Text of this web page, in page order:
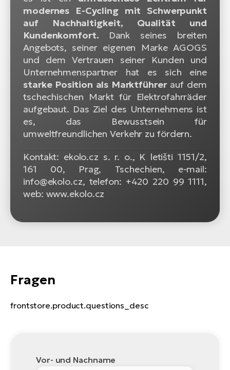
modernes E-Cycling mit Schwerpunkt
auf Nachhaltigkeit, Qualität und
Kundenkomfort.
Dank seines breiten
Angebots, seiner eigenen Marke AGOGS
und dem Vertrauen seiner Kunden und
Unternehmenspartner hat es sich eine
starke Position als Marktführerauf dem
tschechischen Markt für Elektrofahrräder
aufgebaut. Das Ziel des Unternehmens ist
es, das Bewusstsein für
umweltfreundlichen Verkehr zu fördern.
Kontakt: ekolo.cz s. r. o., K letišti 1151/2,
161 00, Prag, Tschechien, e-mail:
info@ekolo.cz, telefon: +420 220 99 1111,
web: www.ekolo.cz
Fragen
frontstore.product.questions_desc
Vor- und Nachname